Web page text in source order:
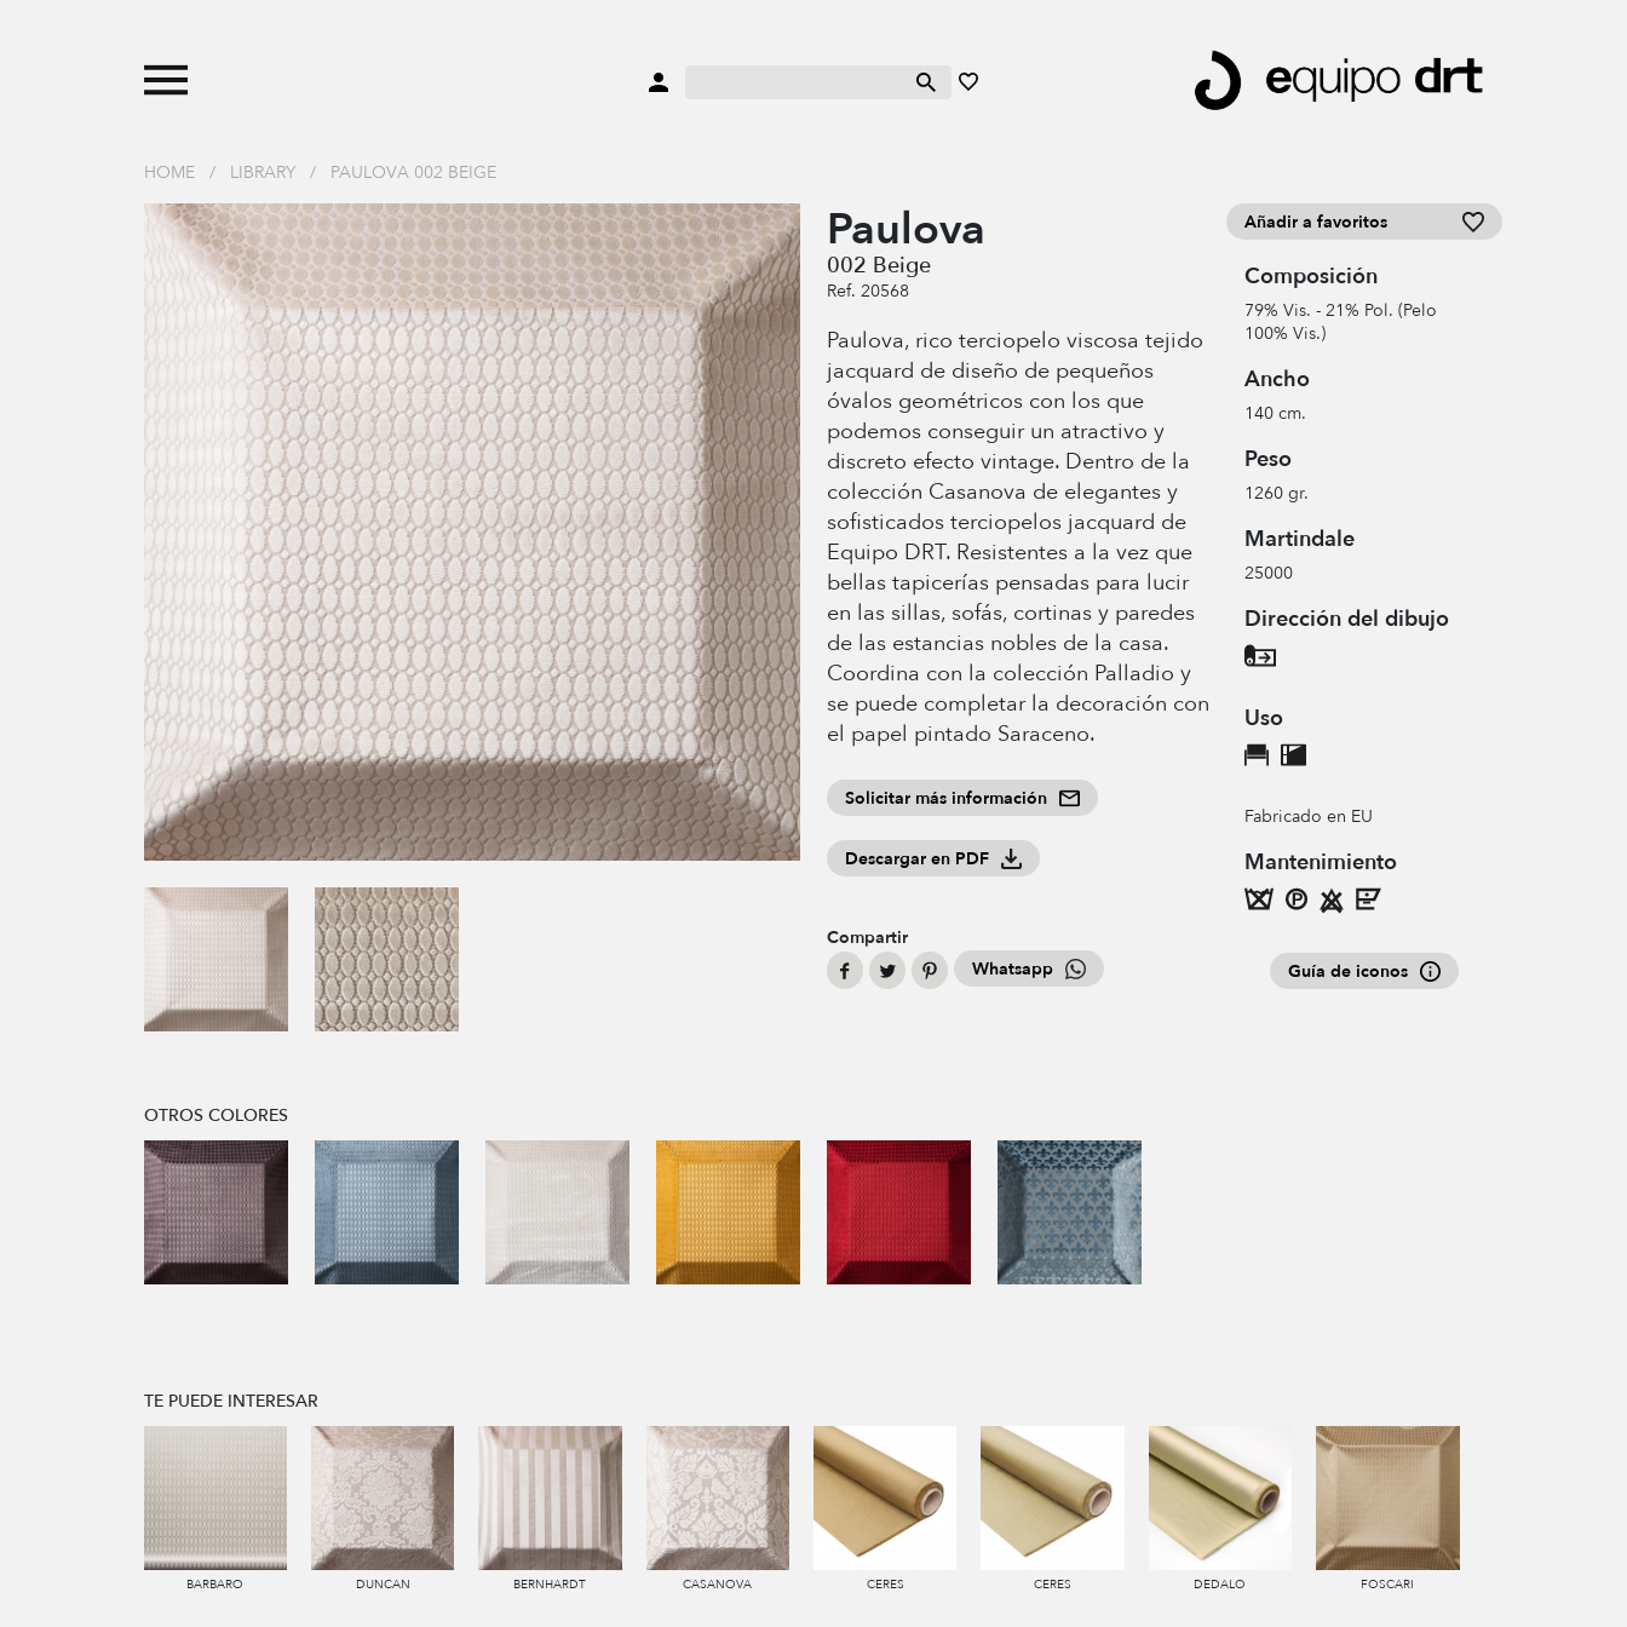
HOME / LIBRARY / PAULOVA 002 BEIGE
Paulova
002 Beige
Ref. 20568
Paulova, rico terciopelo viscosa tejido
jacquard de diseño de pequeños
óvalos geométricos con los que
podemos conseguir un atractivo y
discreto efecto vintage. Dentro de la
colección Casanova de elegantes y
sofisticados terciopelos jacquard de
Equipo DRT. Resistentes a la vez que
bellas tapicerías pensadas para lucir
en las sillas, sofás, cortinas y paredes
de las estancias nobles de la casa.
Coordina con la colección Palladio y
se puede completar la decoración con
el papel pintado Saraceno.
Solicitar más información
Descargar en PDF
Compartir
Whatsapp
Añadir a favoritos
Composición
79% Vis. - 21% Pol. (Pelo
100% Vis.)
Ancho
140 cm.
Peso
1260 gr.
Martindale
25000
Dirección del dibujo
Uso
Fabricado en EU
Mantenimiento
Guía de iconos
OTROS COLORES
TE PUEDE INTERESAR
BARBARO DUNCAN BERNHARDT CASANOVA CERES CERES DEDALO FOSCARI